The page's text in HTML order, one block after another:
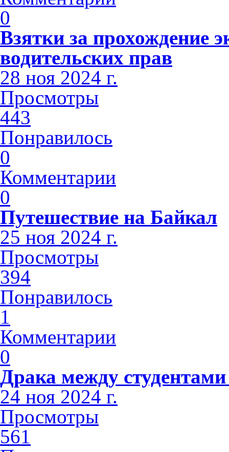
0
Взятки за прохождение
водительских прав
28 ноя 2024 г.
Просмотры
443
Понравилось
0
Комментарии
0
Путешествие на Байкал
25 ноя 2024 г.
Просмотры
394
Понравилось
1
Комментарии
0
Драка между
24 ноя 2024 г.
Просмотры
561